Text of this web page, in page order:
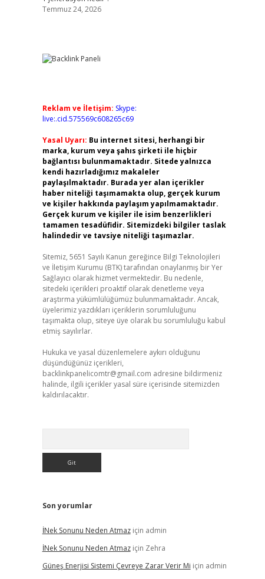
Temmuz 24, 2026
Reklam ve İletişim: Skype:
live:.cid.575569c608265c69
Yasal Uyarı: Bu internet sitesi, herhangi bir
marka, kurum veya şahıs şirketi ile hiçbir
bağlantısı bulunmamaktadır. Sitede yalnızca
kendi hazırladığımız makaleler
paylaşılmaktadır. Burada yer alan içerikler
haber niteliği taşımamakta olup, gerçek kurum
ve kişiler hakkında paylaşım yapılmamaktadır.
Gerçek kurum ve kişiler ile isim benzerlikleri
tamamen tesadüfidir. Sitemizdeki bilgiler taslak
halindedir ve tavsiye niteliği taşımazlar.
Sitemiz, 5651 Sayılı Kanun gereğince Bilgi Teknolojileri
ve İletişim Kurumu (BTK) tarafından onaylanmış bir Yer
Sağlayıcı olarak hizmet vermektedir. Bu nedenle,
sitedeki içerikleri proaktif olarak denetleme veya
araştırma yükümlülüğümüz bulunmamaktadır. Ancak,
üyelerimiz yazdıkları içeriklerin sorumluluğunu
taşımakta olup, siteye üye olarak bu sorumluluğu kabul
etmiş sayılırlar.
Hukuka ve yasal düzenlemelere aykırı olduğunu
düşündüğünüz içerikleri,
backlinkpanelicomtr@gmail.com adresine bildirmeniz
halinde, ilgili içerikler yasal süre içerisinde sitemizden
kaldırılacaktır.
Son yorumlar
İNek Sonunu Neden Atmaziçin admin
İNek Sonunu Neden Atmaziçin Zehra
Güneş Enerjisi Sistemi Çevreye Zarar Verir Mi için admin